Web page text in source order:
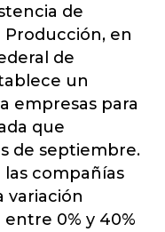
de
Producción, en
de
un
empresas para
que
de septiembre.
las compañías
variación
0% y 40%